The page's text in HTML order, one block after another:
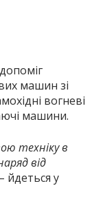
машин зі
вогневі
машини.
техніку в
від
– йдеться у